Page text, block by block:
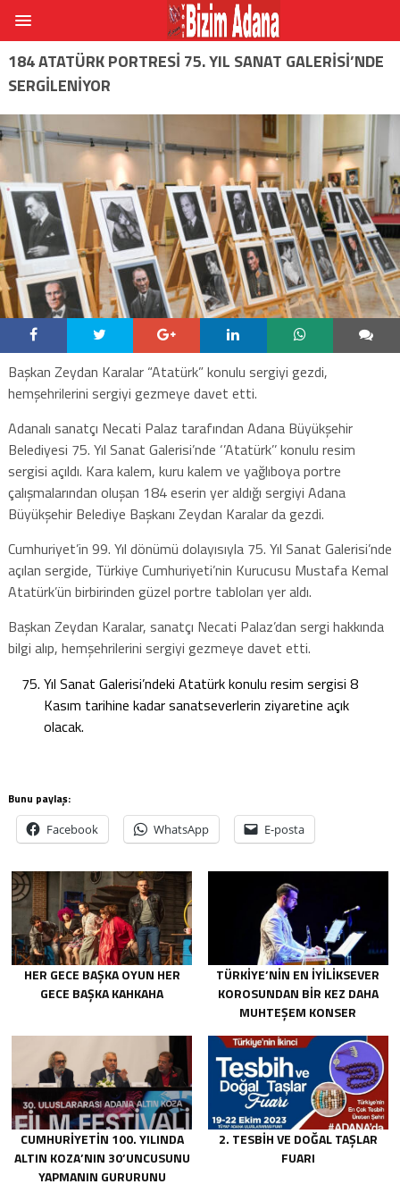
184 ATATÜRK PORTRESI 75. YIL SANAT GALERISI’NDE
SERGILENIYOR
Başkan Zeydan Karalar “Atatürk” konulu sergiyi gezdi,
hemşehrilerini sergiyi gezmeye davet etti.
Adanalı sanatçı Necati Palaz tarafından Adana Büyükşehir
Belediyesi 75. Yıl Sanat Galerisi’nde ‘’Atatürk’’ konulu resim
sergisi açıldı. Kara kalem, kuru kalem ve yağlıboya portre
çalışmalarından oluşan 184 eserin yer aldığı sergiyi Adana
Büyükşehir Belediye Başkanı Zeydan Karalar da gezdi.
Cumhuriyet’in 99. Yıl dönümü dolayısıyla 75. Yıl Sanat Galerisi’nde
açılan sergide, Türkiye Cumhuriyeti’nin Kurucusu Mustafa Kemal
Atatürk’ün birbirinden güzel portre tabloları yer aldı.
Başkan Zeydan Karalar, sanatçı Necati Palaz’dan sergi hakkında
bilgi alıp, hemşehrilerini sergiyi gezmeye davet etti.
Yıl Sanat Galerisi’ndeki Atatürk konulu resim sergisi 8
Kasım tarihine kadar sanatseverlerin ziyaretine açık
olacak.
Bunu paylaş:
Facebook WhatsApp E-posta
HER GECE BAŞKA OYUN HER
GECE BAŞKA KAHKAHA
TÜRKIYE’NIN EN IYILIKSEVER
KOROSUNDAN BIR KEZ DAHA
MUHTEŞEM KONSER
CUMHURIYETIN 100. YILINDA
ALTIN KOZA’NIN 30’UNCUSUNU
YAPMANIN GURURUNU
2. TESBİH VE DOĞAL TAŞLAR
FUARI